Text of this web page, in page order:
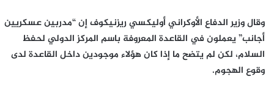
وقال وزير الدفاع الأوكراني أوليكسي ريزنيكوف إن “مدربين عسكريين
أجانب” يعملون في القاعدة المعروفة باسم المركز الدولي لحفظ
السلام، لكن لم يتضح ما إذا كان هؤلاء موجودين داخل القاعدة لدى
وقوع الهجوم.